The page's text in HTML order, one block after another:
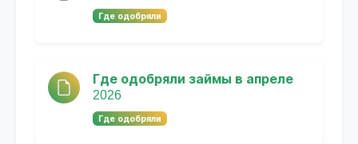
Где одобряли
Где одобряли займы в апреле
2026
Где одобряли